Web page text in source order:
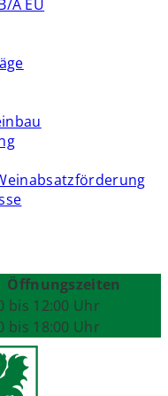
A EU
Öffnungszeiten
bis 12:00 Uhr
bis 18:00 Uhr